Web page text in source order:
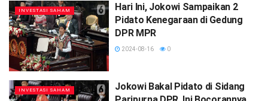
INVESTASI SAHAM
Hari Ini, Jokowi Sampaikan 2
Pidato Kenegaraan di Gedung
DPR MPR
2024-08-16 0
INVESTASI SAHAM
Jokowi Bakal Pidato di Sidang